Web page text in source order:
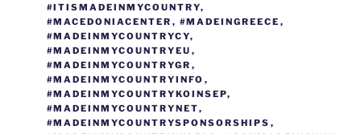
#ITISMADEINMYCOUNTRY,
#MACEDONIACENTER , #MADEINGREECE ,
#MADEINMYCOUNTRYCY,
#MADEINMYCOUNTRYEU ,
#MADEINMYCOUNTRYGR ,
#MADEINMYCOUNTRYINFO ,
#MADEINMYCOUNTRYKOINSEP,
#MADEINMYCOUNTRYNET,
#MADEINMYCOUNTRYSPONSORSHIPS ,